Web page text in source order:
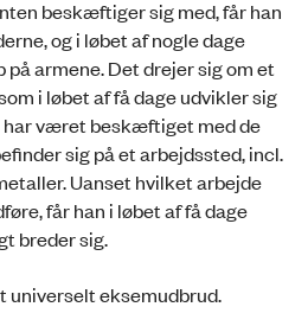
beskæftiger sig med, får han
og i løbet af nogle dage
armene. Det drejer sig om et
i løbet af få dage udvikler sig
har været beskæftiget med de
sig på et arbejdssted, incl.
Uanset hvilket arbejde
får han i løbet af få dage
breder sig.
universelt eksemudbrud.